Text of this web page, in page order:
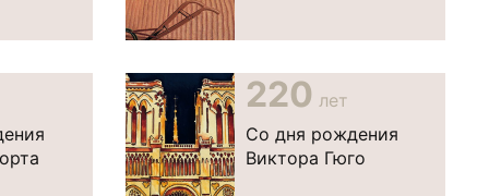
220 лет
Со дня рождения
Виктора Гюго